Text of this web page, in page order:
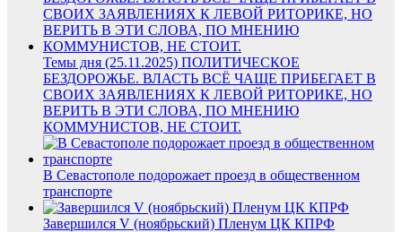
Темы дня (25.11.2025) ПОЛИТИЧЕСКОЕ
БЕЗДОРОЖЬЕ. ВЛАСТЬ ВСЁ ЧАЩЕ ПРИБЕГАЕТ В
СВОИХ ЗАЯВЛЕНИЯХ К ЛЕВОЙ РИТОРИКЕ, НО
ВЕРИТЬ В ЭТИ СЛОВА, ПО МНЕНИЮ
КОММУНИСТОВ, НЕ СТОИТ.
В Севастополе подорожает проезд в общественном
транспорте
Завершился V (ноябрьский) Пленум ЦК КПРФ